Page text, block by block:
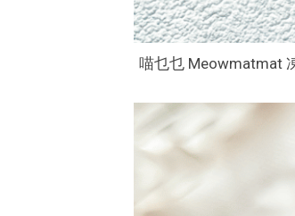
喵乜乜 Meowmatmat